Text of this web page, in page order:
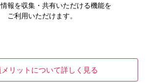
報を収集・共有いただける機能を
ご利用いただけます。
リットについて詳しく見る